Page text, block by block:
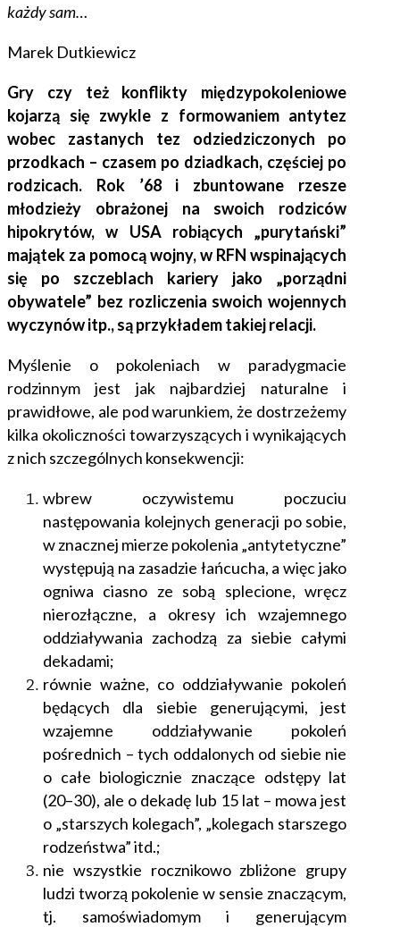
każdy sam…
Marek Dutkiewicz
Gry czy też konflikty międzypokoleniowe
kojarzą się zwykle z formowaniem antytez
wobec zastanych tez odziedziczonych po
przodkach – czasem po dziadkach, częściej po
rodzicach. Rok ’68 i zbuntowane rzesze
młodzieży obrażonej na swoich rodziców
hipokrytów, w USA robiących „purytański”
majątek za pomocą wojny, w RFN wspinających
się po szczeblach kariery jako „porządni
obywatele” bez rozliczenia swoich wojennych
wyczynów itp., są przykładem takiej relacji.
Myślenie o pokoleniach w paradygmacie
rodzinnym jest jak najbardziej naturalne i
prawidłowe, ale pod warunkiem, że dostrzeżemy
kilka okoliczności towarzyszących i wynikających
z nich szczególnych konsekwencji:
wbrew oczywistemu poczuciu
następowania kolejnych generacji po sobie,
w znacznej mierze pokolenia „antytetyczne”
występują na zasadzie łańcucha, a więc jako
ogniwa ciasno ze sobą splecione, wręcz
nierozłączne, a okresy ich wzajemnego
oddziaływania zachodzą za siebie całymi
dekadami;
równie ważne, co oddziaływanie pokoleń
będących dla siebie generującymi, jest
wzajemne oddziaływanie pokoleń
pośrednich – tych oddalonych od siebie nie
o całe biologicznie znaczące odstępy lat
(20–30), ale o dekadę lub 15 lat – mowa jest
o „starszych kolegach”, „kolegach starszego
rodzeństwa” itd.;
nie wszystkie rocznikowo zbliżone grupy
ludzi tworzą pokolenie w sensie znaczącym,
tj. samoświadomym i generującym